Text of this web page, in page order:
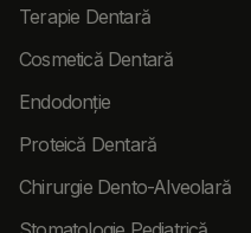
Terapie Dentară
Cosmetică Dentară
Endodonție
Proteică Dentară
Chirurgie Dento-Alveolară